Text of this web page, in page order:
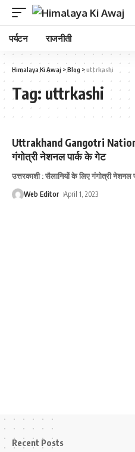
पर्यटन राजनीती
Himalaya Ki Awaj >Blog >uttrkashi
Tag: uttrkashi
Uttrakhand Gangotri
गंगोत्री नेशनल पार्क के गेट
उत्तरकाशी : सैलानियों के लिए गंगोत्री नेशनल
Web Editor April 1, 2023
Recent Posts